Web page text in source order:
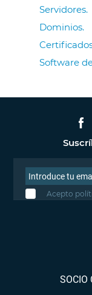
Servidores.
Dominios.
Software
Acepto
SOCIO